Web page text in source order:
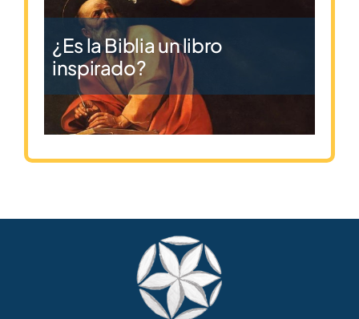
¿Es la Biblia un libro
inspirado?